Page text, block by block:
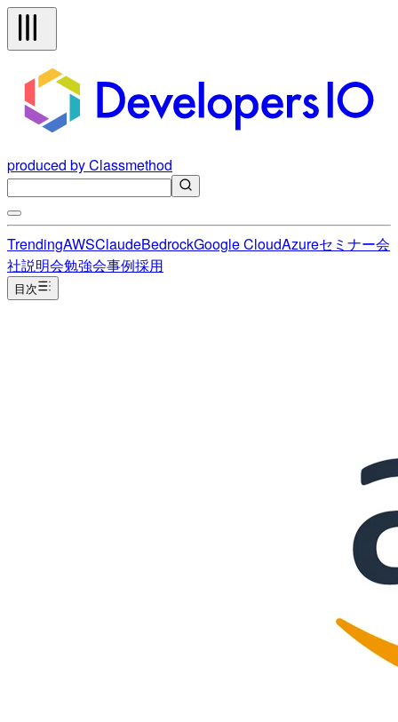
produced by Classmethod
TrendingAWSClaudeBedrockGoogle CloudAzureセミナー会
社説明会勉強会事例採用
目次